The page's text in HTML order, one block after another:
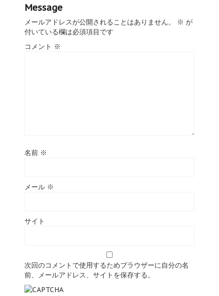
Message
メールアドレスが公開されることはありません。 ※ が
付いている欄は必須項目です
コメント ※
名前 ※
メール ※
サイト
次回のコメントで使用するためブラウザーに自分の名
前、メールアドレス、サイトを保存する。